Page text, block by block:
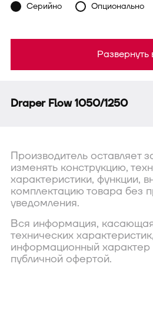
Draper Flow 1050/1250
Серийно Опционально
Развернуть
Производитель оставляет
изменять конструкцию,
характеристики, функции,
комплектацию товара без
уведомления.
Вся информация,
технических
информационный характер
публичной офертой.